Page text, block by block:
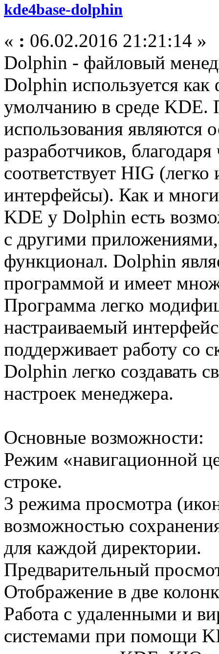
kde4base-dolphin
« : 06.02.2016 21:21:14 »
Dolphin - файловый
Dolphin используется
умолчанию в среде KDE.
использования являются
разработчиков,
соответствует HIG
интерфейсы). Как и
KDE у Dolphin есть
с другими приложениями,
функционал. Dolphin
программой и имеет
Программа легко
настраиваемый
поддерживает работу со
Dolphin легко создавать
настроек менеджера.
Основные возможности:
Режим «навигационной
строке.
3 режима просмотра
возможностью
для каждой директории.
Предварительный
Отображение в две
Работа с удаленными и
системами при помощи